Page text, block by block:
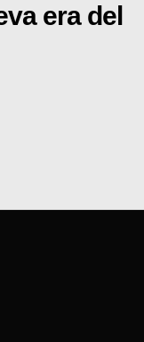
era del